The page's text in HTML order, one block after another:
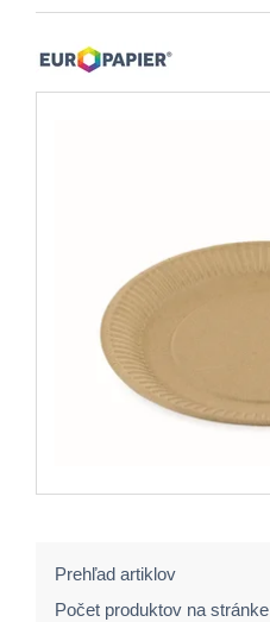
Prehľad artiklov
Počet produktov na stránke